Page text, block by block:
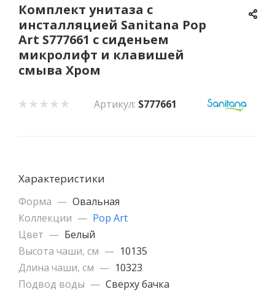
Комплект унитаза с
инсталляцией Sanitana Pop
Art S777661 с сиденьем
микролифт и клавишей
смыва Хром
Артикул: S777661
Характеристики
Форма — Овальная
Коллекции — Pop Art
Цвет — Белый
Высота чаши, см — 10135
Длина чаши, см — 10323
Подвод воды — Сверху бачка